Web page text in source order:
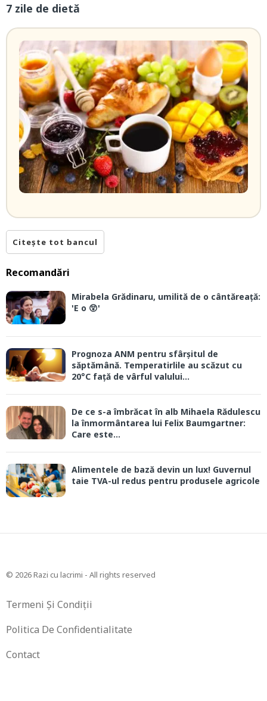
7 zile de dietă
Citește tot bancul
Recomandări
Mirabela Grădinaru, umilită de o cântăreață:
'E o 😲'
Prognoza ANM pentru sfârșitul de
săptămână. Temperatirlile au scăzut cu
20°C față de vârful valului...
De ce s-a îmbrăcat în alb Mihaela Rădulescu
la înmormântarea lui Felix Baumgartner:
Care este...
Alimentele de bază devin un lux! Guvernul
taie TVA-ul redus pentru produsele agricole
© 2026 Razi cu lacrimi - All rights reserved
Termeni Și Condiții
Politica De Confidentialitate
Contact